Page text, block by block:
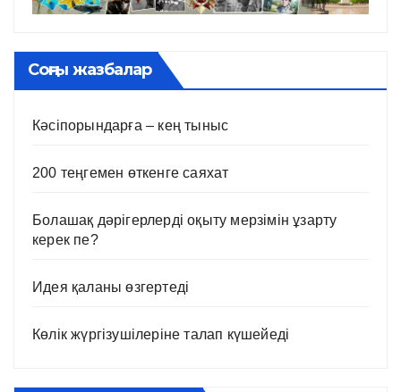
Соңғы жазбалар
Кәсіпорындарға – кең тыныс
200 теңгемен өткенге саяхат
Болашақ дәрігерлерді оқыту мерзімін ұзарту
керек пе?
Идея қаланы өзгертеді
Көлік жүргізушілеріне талап күшейеді